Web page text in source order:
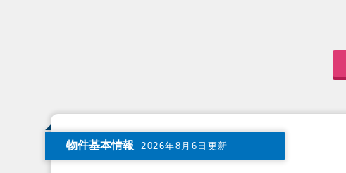
物件基本情報 2026年8月6日更新